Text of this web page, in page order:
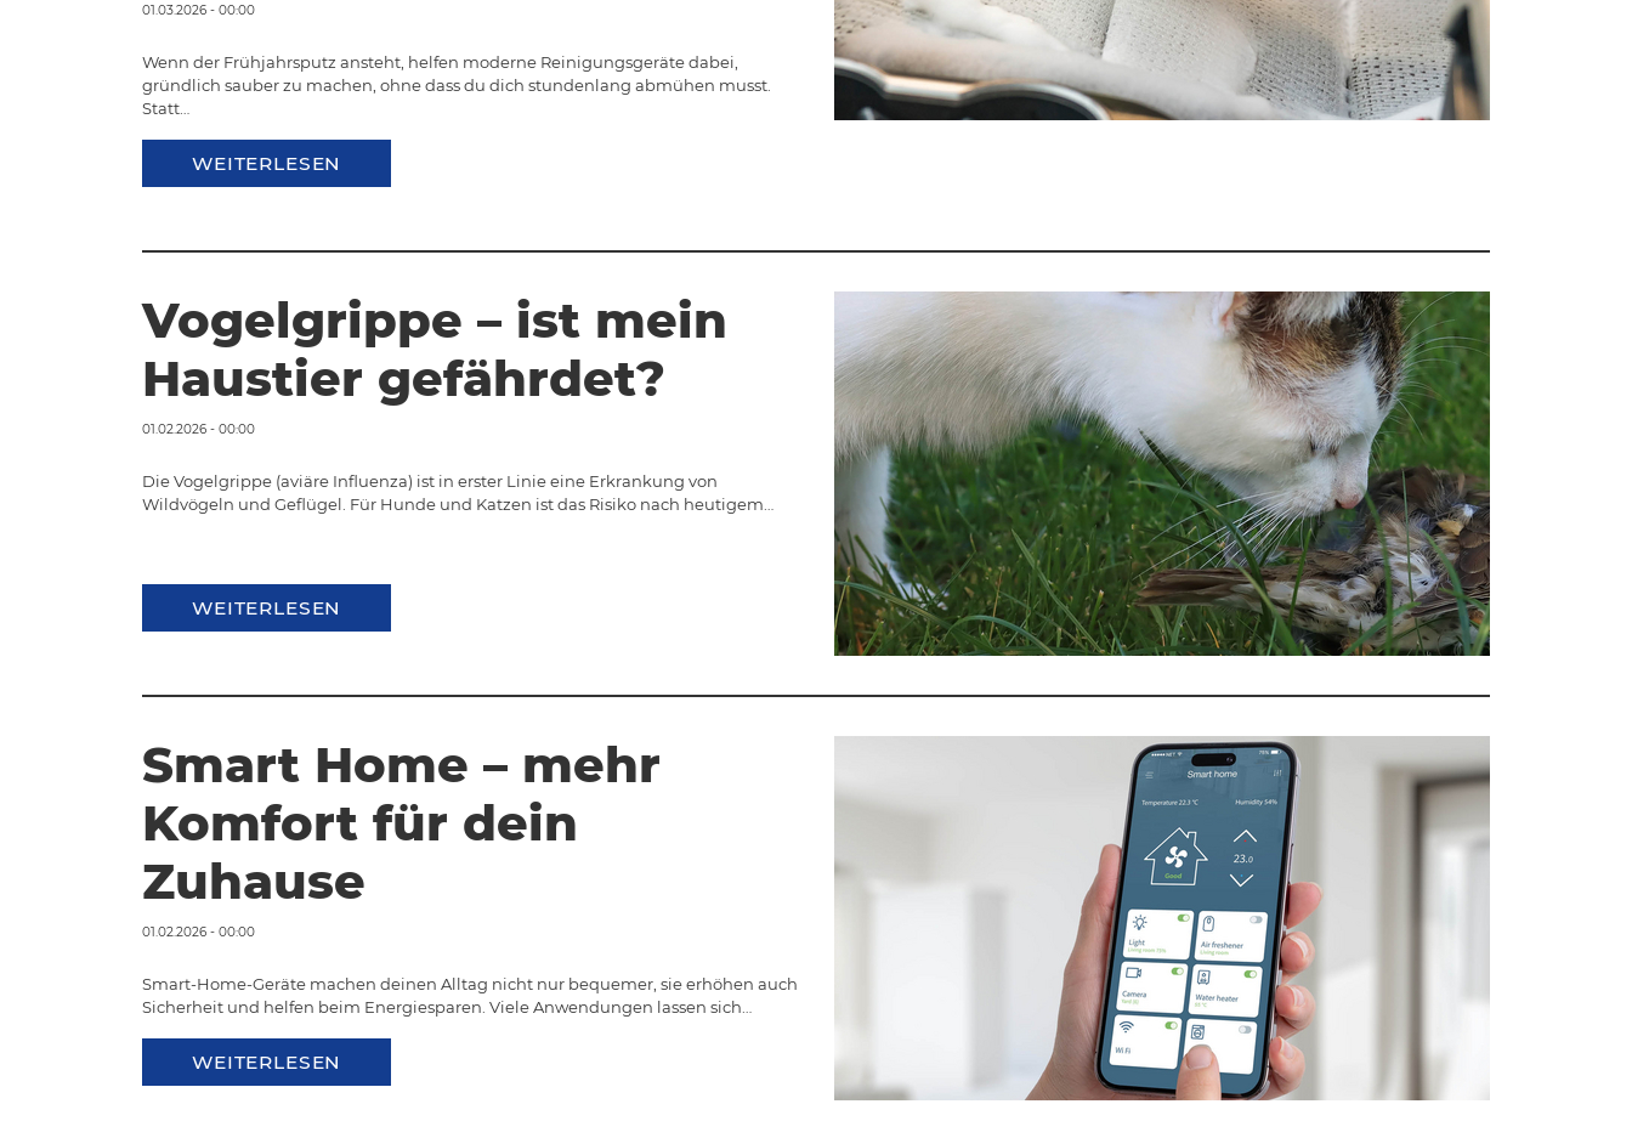
01.03.2026 - 00:00
Wenn der Frühjahrsputz ansteht, helfen moderne Reinigungsgeräte dabei,
gründlich sauber zu machen, ohne dass du dich stundenlang abmühen musst.
Statt…
WEITERLESEN
Vogelgrippe – ist mein
Haustier gefährdet?
01.02.2026 - 00:00
Die Vogelgrippe (aviäre Influenza) ist in erster Linie eine Erkrankung von
Wildvögeln und Geflügel. Für Hunde und Katzen ist das Risiko nach heutigem…
WEITERLESEN
Smart Home – mehr
Komfort für dein
Zuhause
01.02.2026 - 00:00
Smart-Home-Geräte machen deinen Alltag nicht nur bequemer, sie erhöhen auch
Sicherheit und helfen beim Energiesparen. Viele Anwendungen lassen sich…
WEITERLESEN